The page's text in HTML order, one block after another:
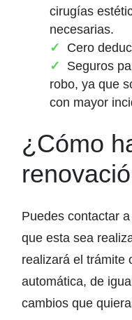
cirugías
necesarias.
Cero
Seguros
robo, ya que
con mayor
¿Cómo
Puedes contactar
que esta sea
realizará el trámite
automática, de
cambios que